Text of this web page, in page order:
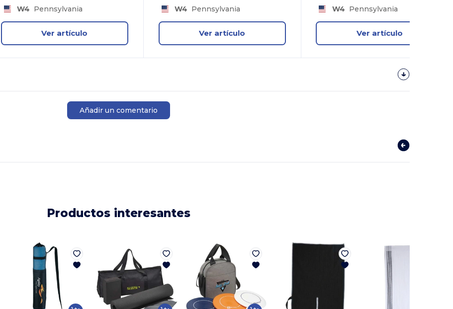
W4 Pennsylvania
Ver artículo
W4 Pennsylvania
Ver artículo
W4 Pennsylvania
Ver artículo
Añadir un comentario
Productos interesantes